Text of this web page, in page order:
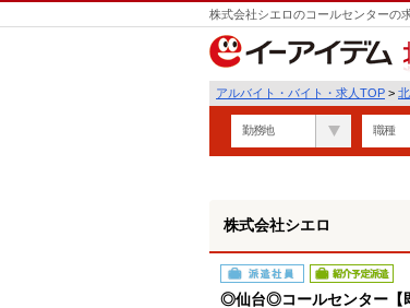
株式会社シエロのコールセンターの
アルバイト・バイト・求人TOP >
勤務地 職種
遣
株式会社シエロ
派遣社員 紹介予定派遣
◎仙台◎コールセンター【